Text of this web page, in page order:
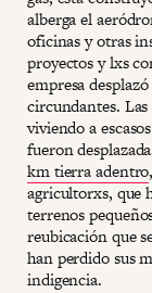
alberga el
oficinas y otras
proyectos y lxs
empresa
circundantes. Las
viviendo a
fueron
km tierra adentro
agricultorxs, que
terrenos
reubicación que
han perdido sus
indigencia.